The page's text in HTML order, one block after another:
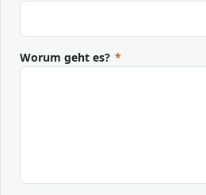
Worum geht es? *